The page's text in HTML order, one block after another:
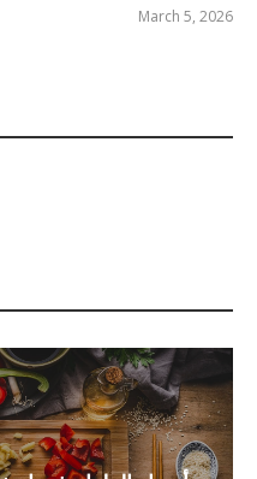
March 5, 2026